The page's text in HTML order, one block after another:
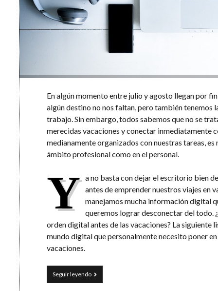
En algún momento entre julio y agosto llegan por
algún destino no nos faltan, pero también
trabajo. Sin embargo, todos sabemos que no se
merecidas vacaciones y conectar inmediatamente
medianamente organizados con nuestras tareas,
ámbito profesional como en el personal.
Y a no basta con dejar el escritorio bien
antes de emprender nuestros viajes en
manejamos mucha información digital
queremos lograr desconectar del todo.
orden digital antes de las vacaciones? La siguiente
mundo digital que personalmente necesito poner
vacaciones.
Seguir leyendoPon
orden